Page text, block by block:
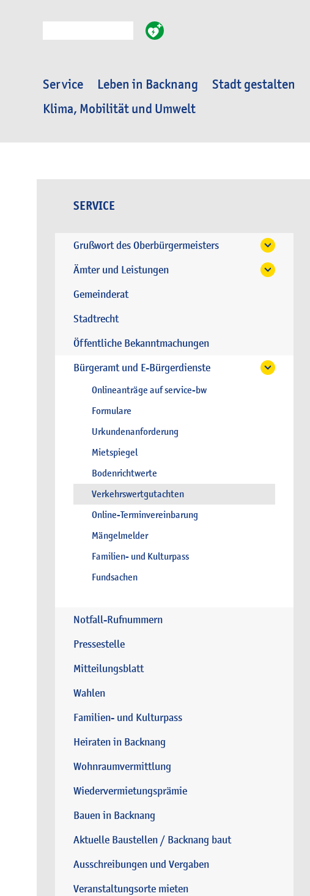
Service Leben in Backnang Stadt gestalten
Klima, Mobilität und Umwelt
SERVICE
Grußwort des Oberbürgermeisters
Ämter und Leistungen
Gemeinderat
Stadtrecht
Öffentliche Bekanntmachungen
Bürgeramt und E-Bürgerdienste
Onlineanträge auf service-bw
Formulare
Urkundenanforderung
Mietspiegel
Bodenrichtwerte
Verkehrswertgutachten
Online-Terminvereinbarung
Mängelmelder
Familien- und Kulturpass
Fundsachen
Notfall-Rufnummern
Pressestelle
Mitteilungsblatt
Wahlen
Familien- und Kulturpass
Heiraten in Backnang
Wohnraumvermittlung
Wiedervermietungsprämie
Bauen in Backnang
Aktuelle Baustellen / Backnang baut
Ausschreibungen und Vergaben
Veranstaltungsorte mieten